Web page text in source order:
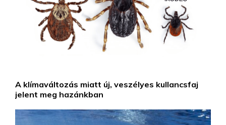
A klímaváltozás miatt új, veszélyes kullancsfaj
jelent meg hazánkban